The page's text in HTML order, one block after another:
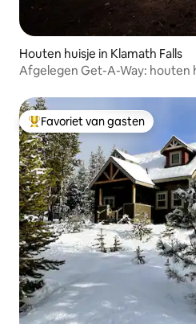
Houten huisje in Klamath Falls
Afgelegen Get-A-Way: houten
Topfavoriet van gasten
Favoriet van gasten